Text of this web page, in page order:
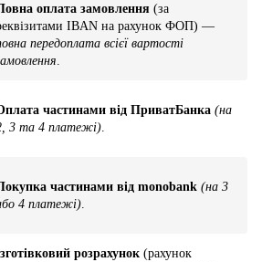
оплата замовлення (за
IBAN на рахунок ФОП) —
передоплата всієї вартості
частинами від ПриватБанка (на
3 та 4 платежі)
частинами від monobank (на 3
4 платежі)
розрахунок (рахунок